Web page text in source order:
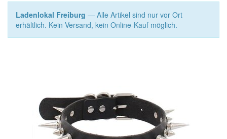
Ladenlokal Freiburg — Alle Artikel sind nur vor Ort
erhältlich. Kein Versand, kein Online-Kauf möglich.